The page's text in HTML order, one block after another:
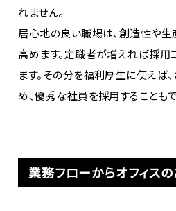
れません。
居心地の良い職場は、創造性や生
高めます。定職者が増えれば採用
ます。その分を福利厚生に使えば
め、優秀な社員を採用することもで
業務フローからオフィス